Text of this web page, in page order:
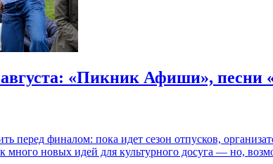
августа: «Пикник Афиши»,
перед финалом: пока идет сезон отпусков,
много новых идей для культурного досуга — но,